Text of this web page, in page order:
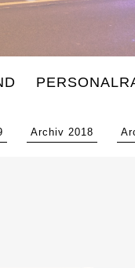
Archiv 2018